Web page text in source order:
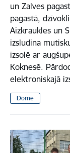
un Zalves
pagastā,
Aizkraukles un
izsludina
izsolē ar
Koknesē.
elektroniskajā
Dome